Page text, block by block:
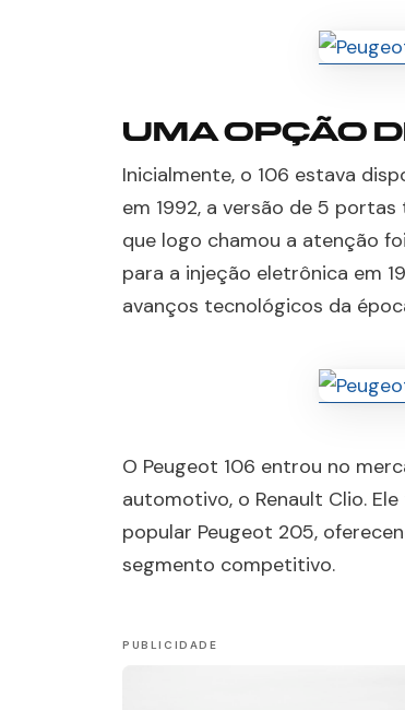
UMA OPÇÃO
Inicialmente, o 106 estava
em 1992, a versão de 5
que logo chamou a atenção
para a injeção eletrônica em
avanços tecnológicos da
O Peugeot 106 entrou no
automotivo, o Renault Clio.
popular Peugeot 205,
segmento competitivo.